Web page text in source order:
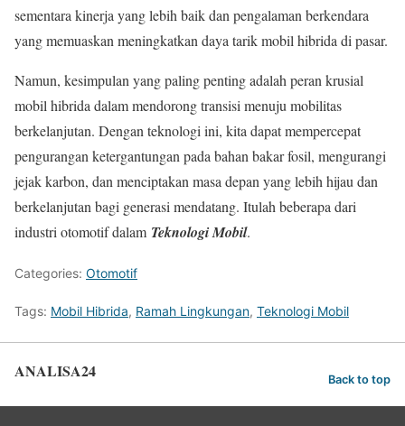
sementara kinerja yang lebih baik dan pengalaman berkendara
yang memuaskan meningkatkan daya tarik mobil hibrida di pasar.
Namun, kesimpulan yang paling penting adalah peran krusial
mobil hibrida dalam mendorong transisi menuju mobilitas
berkelanjutan. Dengan teknologi ini, kita dapat mempercepat
pengurangan ketergantungan pada bahan bakar fosil, mengurangi
jejak karbon, dan menciptakan masa depan yang lebih hijau dan
berkelanjutan bagi generasi mendatang. Itulah beberapa dari
industri otomotif dalam Teknologi Mobil.
Categories: Otomotif
Tags: Mobil Hibrida, Ramah Lingkungan, Teknologi Mobil
ANALISA24 Back to top